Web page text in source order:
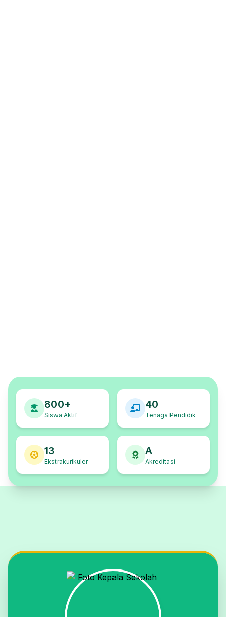
800+
Siswa Aktif
40
Tenaga Pendidik
13
Ekstrakurikuler
A
Akreditasi